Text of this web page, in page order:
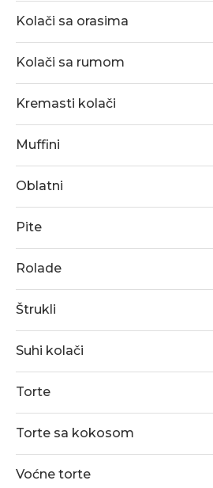
Kolači sa orasima
Kolači sa rumom
Kremasti kolači
Muffini
Oblatni
Pite
Rolade
Štrukli
Suhi kolači
Torte
Torte sa kokosom
Voćne torte